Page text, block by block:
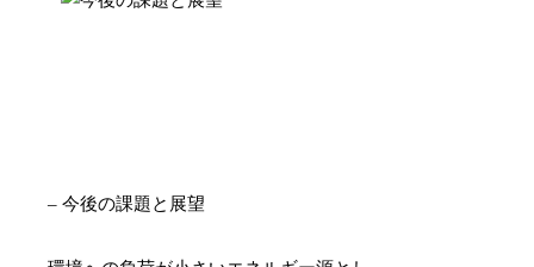
– 今後の課題と展望